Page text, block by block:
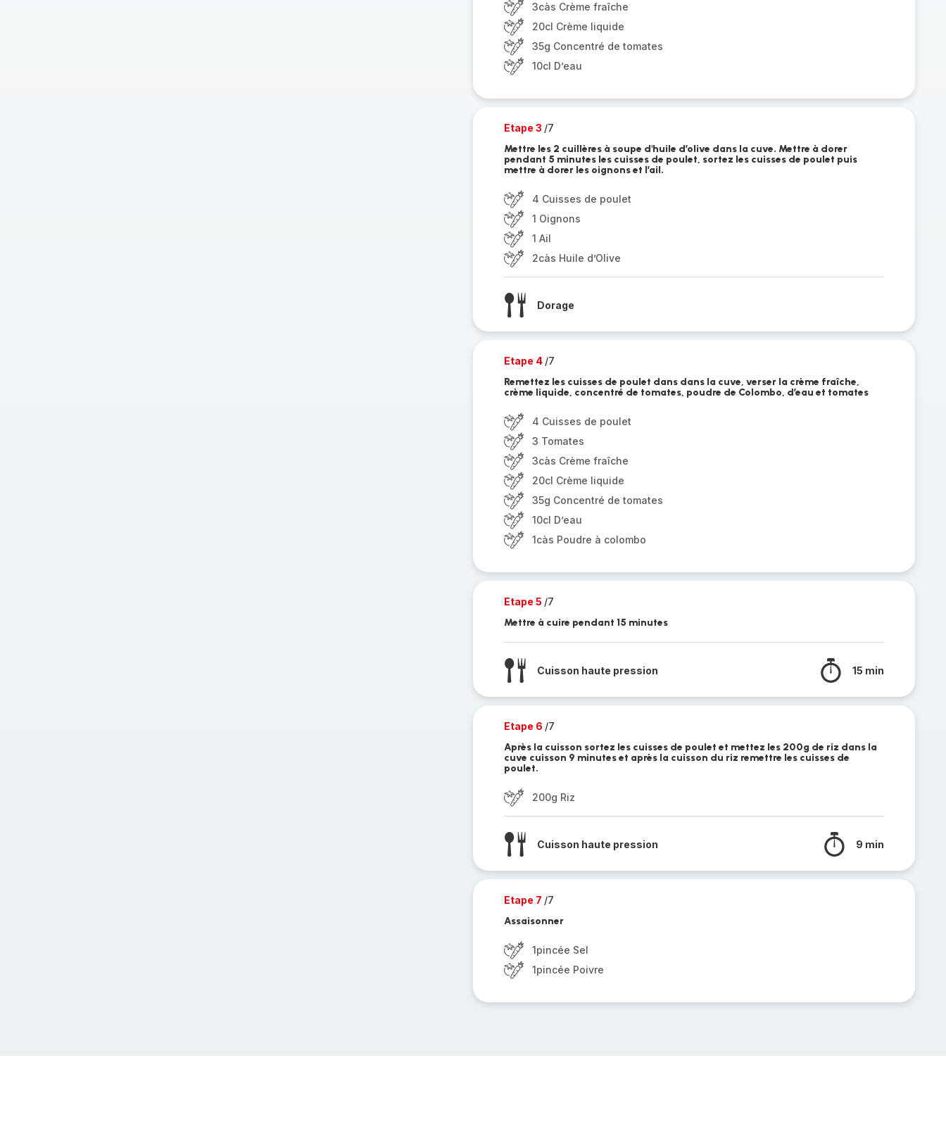
3càs Crème fraîche
20cl Crème liquide
35g Concentré de tomates
10cl D’eau
Etape 3 /7
Mettre les 2 cuillères à soupe d'huile d’olive dans la cuve. Mettre à dorer
pendant 5 minutes les cuisses de poulet, sortez les cuisses de poulet puis
mettre à dorer les oignons et l’ail.
4 Cuisses de poulet
1 Oignons
1 Ail
2càs Huile d’Olive
Dorage
Etape 4 /7
Remettez les cuisses de poulet dans dans la cuve, verser la crème fraîche,
crème liquide, concentré de tomates, poudre de Colombo, d’eau et tomates
4 Cuisses de poulet
3 Tomates
3càs Crème fraîche
20cl Crème liquide
35g Concentré de tomates
10cl D’eau
1càs Poudre à colombo
Etape 5 /7
Mettre à cuire pendant 15 minutes
Cuisson haute pression 15 min
Etape 6 /7
Après la cuisson sortez les cuisses de poulet et mettez les 200g de riz dans la
cuve cuisson 9 minutes et après la cuisson du riz remettre les cuisses de
poulet.
200g Riz
Cuisson haute pression 9 min
Etape 7 /7
Assaisonner
1pincée Sel
1pincée Poivre